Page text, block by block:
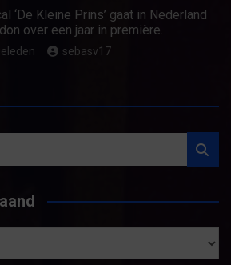
‘De Kleine Prins’ gaat in Nederland
over een jaar in première.
sebasv17